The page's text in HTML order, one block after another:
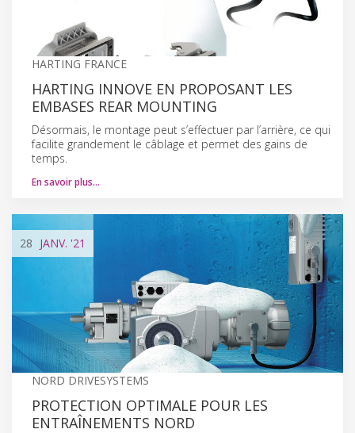
HARTING FRANCE
HARTING INNOVE EN PROPOSANT LES
EMBASES REAR MOUNTING
Désormais, le montage peut s’effectuer par l’arrière, ce qui
facilite grandement le câblage et permet des gains de
temps.
En savoir plus…
28 JANV. '21
NORD DRIVESYSTEMS
PROTECTION OPTIMALE POUR LES
ENTRAÎNEMENTS NORD